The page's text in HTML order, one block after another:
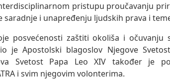
pristupu proučavanju
saradnje i unapređenju ljudskih prava i
posvećenosti zaštiti okoliša i očuvanju
je Apostolski blagoslov Njegove
Svetost Papa Leo XIV također je
i svim njegovim volonterima.